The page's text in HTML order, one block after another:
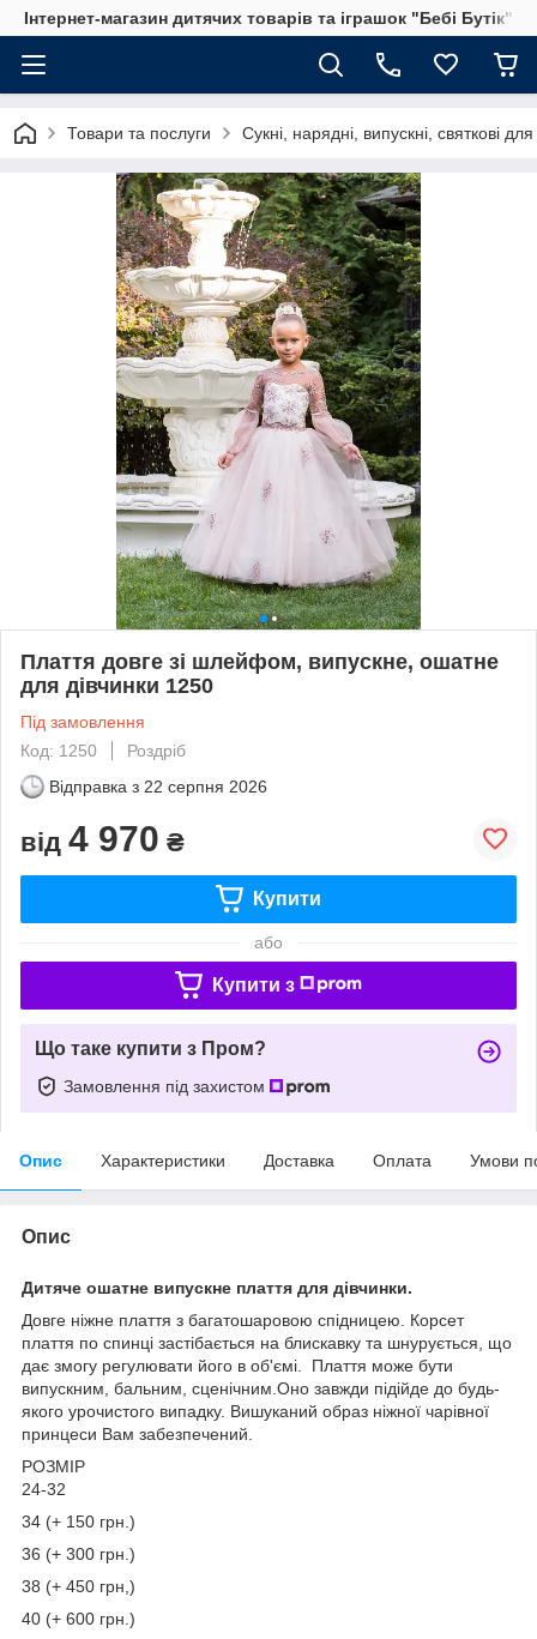
Інтернет-магазин дитячих товарів та іграшок "Бебі Бутік"
Товари та послуги Сукні, нарядні, випускні, святкові для
Плаття довге зі шлейфом, випускне, ошатне
для дівчинки 1250
Під замовлення
Код: 1250
Роздріб
Відправка з 22 серпня 2026
від 4 970 ₴
Купити
або
Купити з
Що таке купити з Пром?
Замовлення під захистом
Опис Характеристики Доставка Оплата Умови
Опис
Дитяче ошатне випускне плаття для дівчинки.
Довге ніжне плаття з багатошаровою спідницею. Корсет
плаття по спинці застібається на блискавку та шнурується, що
дає змогу регулювати його в об'ємі. Плаття може бути
випускним, бальним, сценічним.Оно завжди підійде до будь-
якого урочистого випадку. Вишуканий образ ніжної чарівної
принцеси Вам забезпечений.
РОЗМІР
24-32
34 (+ 150 грн.)
36 (+ 300 грн.)
38 (+ 450 грн,)
40 (+ 600 грн.)